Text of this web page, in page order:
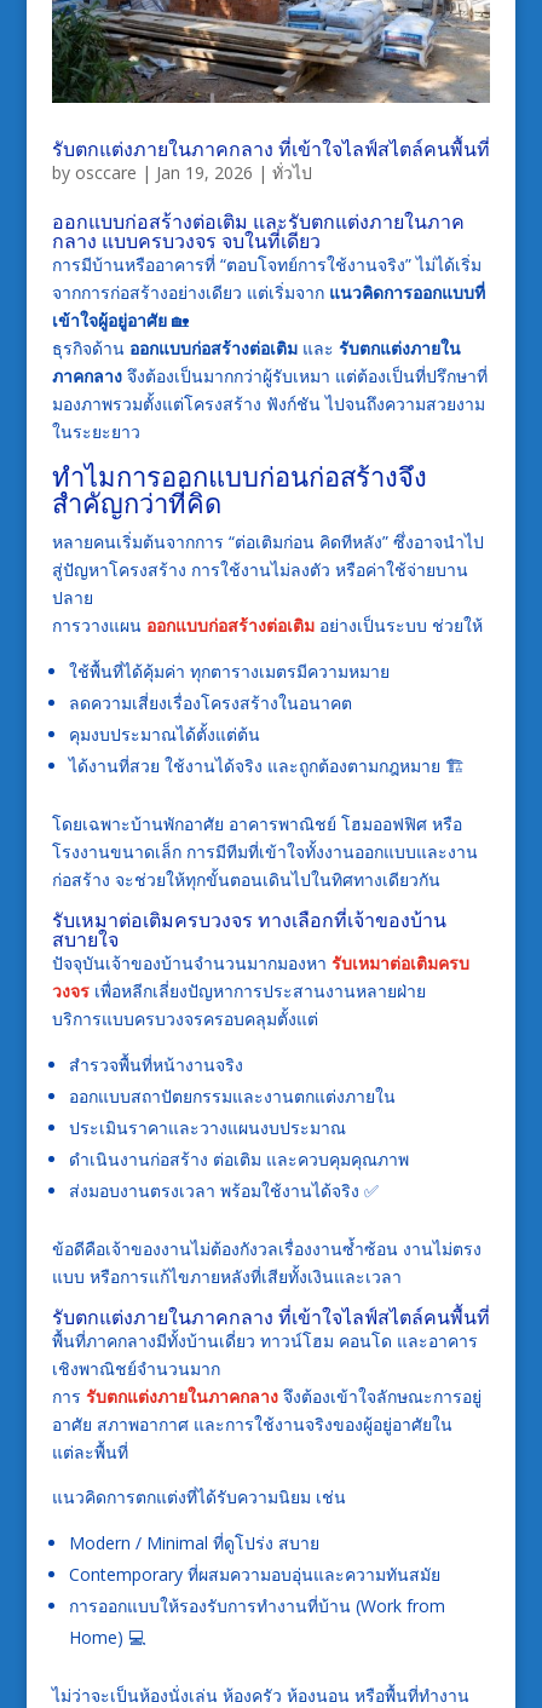
รับตกแต่งภายในภาคกลาง ที่เข้าใจไลฟ์สไตล์คนพื้นที่
by osccare | Jan 19, 2026 | ทั่วไป
ออกแบบก่อสร้างต่อเติม และรับตกแต่งภายในภาค
กลาง แบบครบวงจร จบในที่เดียว
การมีบ้านหรืออาคารที่ “ตอบโจทย์การใช้งานจริง” ไม่ได้เริ่ม
จากการก่อสร้างอย่างเดียว แต่เริ่มจาก แนวคิดการออกแบบที่
เข้าใจผู้อยู่อาศัย🏡
ธุรกิจด้าน ออกแบบก่อสร้างต่อเติมและ รับตกแต่งภายใน
ภาคกลางจึงต้องเป็นมากกว่าผู้รับเหมา แต่ต้องเป็นที่ปรึกษาที่
มองภาพรวมตั้งแต่โครงสร้าง ฟังก์ชัน ไปจนถึงความสวยงาม
ในระยะยาว
ทำไมการออกแบบก่อนก่อสร้างจึง
สำคัญกว่าที่คิด
หลายคนเริ่มต้นจากการ “ต่อเติมก่อน คิดทีหลัง” ซึ่งอาจนำไป
สู่ปัญหาโครงสร้าง การใช้งานไม่ลงตัว หรือค่าใช้จ่ายบาน
ปลาย
การวางแผน ออกแบบก่อสร้างต่อเติมอย่างเป็นระบบ ช่วยให้
ใช้พื้นที่ได้คุ้มค่า ทุกตารางเมตรมีความหมาย
ลดความเสี่ยงเรื่องโครงสร้างในอนาคต
คุมงบประมาณได้ตั้งแต่ต้น
ได้งานที่สวย ใช้งานได้จริง และถูกต้องตามกฎหมาย 🏗️
โดยเฉพาะบ้านพักอาศัย อาคารพาณิชย์ โฮมออฟฟิศ หรือ
โรงงานขนาดเล็ก การมีทีมที่เข้าใจทั้งงานออกแบบและงาน
ก่อสร้าง จะช่วยให้ทุกขั้นตอนเดินไปในทิศทางเดียวกัน
รับเหมาต่อเติมครบวงจร ทางเลือกที่เจ้าของบ้าน
สบายใจ
ปัจจุบันเจ้าของบ้านจำนวนมากมองหา รับเหมาต่อเติมครบ
วงจรเพื่อหลีกเลี่ยงปัญหาการประสานงานหลายฝ่าย
บริการแบบครบวงจรครอบคลุมตั้งแต่
สำรวจพื้นที่หน้างานจริง
ออกแบบสถาปัตยกรรมและงานตกแต่งภายใน
ประเมินราคาและวางแผนงบประมาณ
ดำเนินงานก่อสร้าง ต่อเติม และควบคุมคุณภาพ
ส่งมอบงานตรงเวลา พร้อมใช้งานได้จริง ✅
ข้อดีคือเจ้าของงานไม่ต้องกังวลเรื่องงานซ้ำซ้อน งานไม่ตรง
แบบ หรือการแก้ไขภายหลังที่เสียทั้งเงินและเวลา
รับตกแต่งภายในภาคกลาง ที่เข้าใจไลฟ์สไตล์คนพื้นที่
พื้นที่ภาคกลางมีทั้งบ้านเดี่ยว ทาวน์โฮม คอนโด และอาคาร
เชิงพาณิชย์จำนวนมาก
การ รับตกแต่งภายในภาคกลางจึงต้องเข้าใจลักษณะการอยู่
อาศัย สภาพอากาศ และการใช้งานจริงของผู้อยู่อาศัยใน
แต่ละพื้นที่
แนวคิดการตกแต่งที่ได้รับความนิยม เช่น
Modern / Minimal ที่ดูโปร่ง สบาย
Contemporary ที่ผสมความอบอุ่นและความทันสมัย
การออกแบบให้รองรับการทำงานที่บ้าน (Work from
Home) 💻
ไม่ว่าจะเป็นห้องนั่งเล่น ห้องครัว ห้องนอน หรือพื้นที่ทำงาน